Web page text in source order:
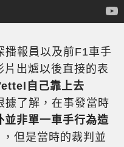
播報員以及前F1車手
出爐以後直接的表
自己靠上去
據了解，在事發當時
並非單一車手行為造
，但是當時的裁判並